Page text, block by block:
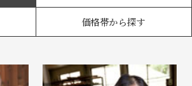
価格帯から探す